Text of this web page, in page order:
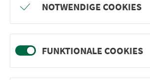
Ketschendorf/CO Pelzhügel
Ketschendorf/CO Unterer
Ketschendorf/CO
NOTWENDIGE COOKIES
FUNKTIONALE COOKIES